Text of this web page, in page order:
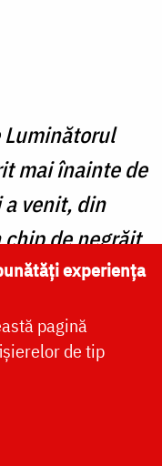
Luminătorul
mai înainte de
a venit, din
de negrăit
Preacurată de
vă lui
sufleteşti
experiența
pagină
de tip